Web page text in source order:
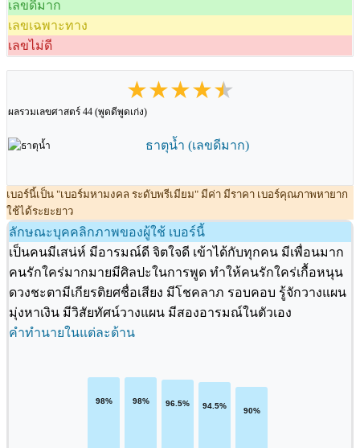
เลขดีมาก
เลขเฉพาะทาง
เลขไม่ดี
★★★★★
ผลรวมเลขศาสตร์ 44 (พูดดีพูดเก่ง)
ธาตุน้ำ (เลขดีมาก)
เบอร์นี้เป็น "เบอร์มหามงคล ระดับพรีเมียม" มีค่า มีราคา เบอร์คุณภาพหายาก
ใช้ได้ระยะยาว
ลักษณะบุคคลิกภาพของผู้ใช้ เบอร์นี้
เป็นคนมีเสน่ห์ มีอารมณ์ดี จิตใจดี เข้าได้กับทุกคน มีเพื่อนมาก
คนรักใคร่มากมายมีศิลปะในการพูด ทำให้คนรักใคร่เกื้อหนุน
ดวงชะตามีเกียรติยศชื่อเสียง มีโชคลาภ รอบคอบ รู้จักวางแผน
มุ่งหาเงิน มีวิสัยทัศน์วางแผน มีสองอารมณ์ในตัวเอง
คำทำนายในแต่ละด้าน